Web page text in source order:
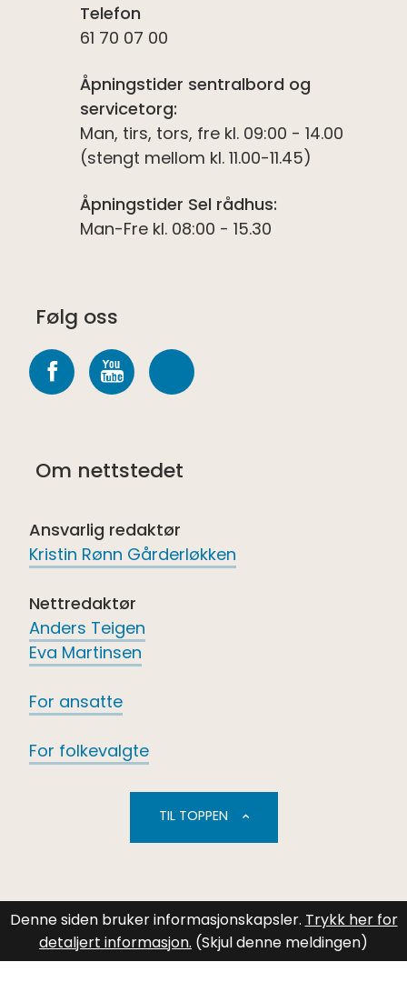
Telefon
61 70 07 00
Åpningstider sentralbord og
servicetorg:
Man, tirs, tors, fre kl. 09:00 - 14.00
(stengt mellom kl. 11.00-11.45)
Åpningstider Sel rådhus:
Man-Fre kl. 08:00 - 15.30
Følg oss
FacebookyoutubeSpotify
Om nettstedet
Ansvarlig redaktør
Kristin Rønn Gårderløkken
Nettredaktør
Anders Teigen
Eva Martinsen
For ansatte
For folkevalgte
TIL TOPPEN
Denne siden bruker informasjonskapsler. Trykk her for
detaljert informasjon. (Skjul denne meldingen)